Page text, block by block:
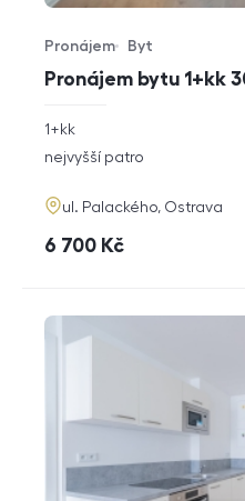
Pronájem bytu 1+kk
Typ nabídky
Pronájem
Typ nemovitosti
Byt
rozměry
dispozice
1+kk
funkce
nejvyšší patro
adresa
ul. Palackého, Ostrava
cena
6 700 Kč